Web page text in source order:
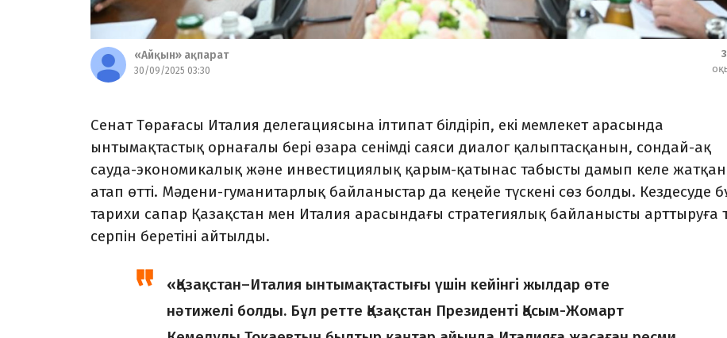
«Айқын» ақпарат
30/09/2025 03:30
Сенат Төрағасы Италия делегациясына ілтипат білдіріп, екі мемлекет арасында
ынтымақтастық орнағалы бері өзара сенімді саяси диалог қалыптасқанын, сондай-ақ
сауда-экономикалық және инвестициялық қарым-қатынас табысты дамып келе
атап өтті. Мәдени-гуманитарлық байланыстар да кеңейе түскені сөз болды. Кездесуде
тарихи сапар Қазақстан мен Италия арасындағы стратегиялық байланысты арттыруға
серпін беретіні айтылды.
«Қазақстан–Италия ынтымақтастығы үшін кейінгі жылдар өте
нәтижелі болды. Бұл ретте Қазақстан Президенті Қасым-Жомарт